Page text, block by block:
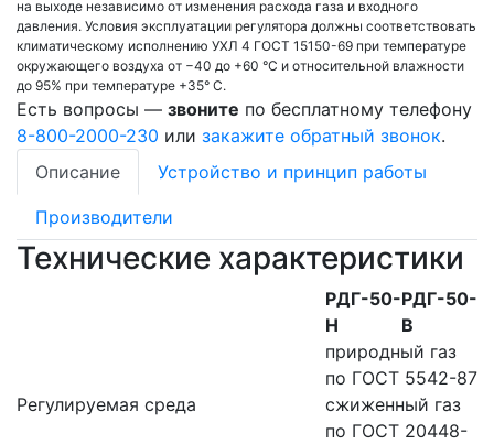
на выходе независимо от изменения расхода газа и входного
давления. Условия эксплуатации регулятора должны соответствовать
климатическому исполнению УХЛ 4 ГОСТ 15150-69 при температуре
окружающего воздуха от −40 до +60 °С и относительной влажности
до 95% при температуре +35° С.
Есть вопросы — звоните по бесплатному телефону
8-800-2000-230 или закажите обратный звонок.
Описание
Устройство и принцип работы
Производители
Технические характеристики
РДГ-50-
Н
РДГ-50-
В
Регулируемая среда
природный газ
по ГОСТ 5542-87
сжиженный газ
по ГОСТ 20448-